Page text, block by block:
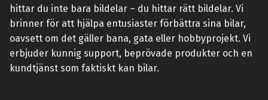
hittar du inte bara bildelar – du hittar rätt bildelar. Vi
brinner för att hjälpa entusiaster förbättra sina bilar,
oavsett om det gäller bana, gata eller hobbyprojekt. Vi
erbjuder kunnig support, beprövade produkter och en
kundtjänst som faktiskt kan bilar.